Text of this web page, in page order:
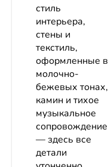
стиль
интерьера,
стены и
текстиль,
оформленные в
молочно-
бежевых тонах,
камин и тихое
музыкальное
сопровождение
— здесь все
детали